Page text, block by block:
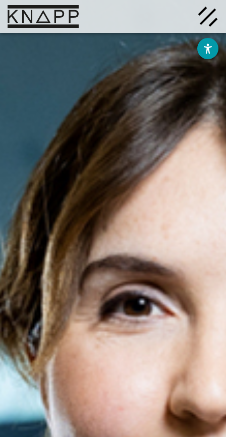
Afficher
contenu
Entreprise
Savoir
Carrière
Évènements
News